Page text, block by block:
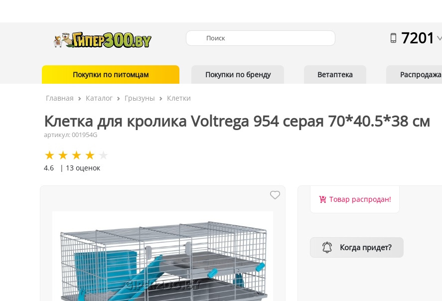
7201
Покупки по питомцам Покупки по бренду Ветаптека Распродажа
Главная Каталог Грызуны Клетки
Клетка для кролика Voltrega 954 серая 70*40.5*38 см
артикул: 001954G
4.6 | 13 оценок
Товар распродан!
Когда придет?